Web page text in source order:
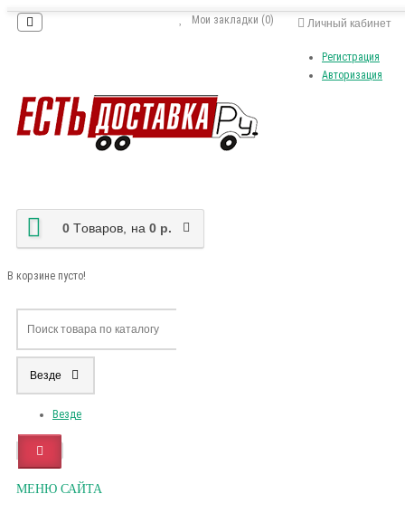
Личный кабинет
Регистрация
Авторизация
Мои закладки (0)
0 Tоваров, на 0 р.
В корзине пусто!
Везде
Везде
МЕНЮ САЙТА